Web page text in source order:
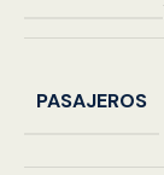
PASAJEROS